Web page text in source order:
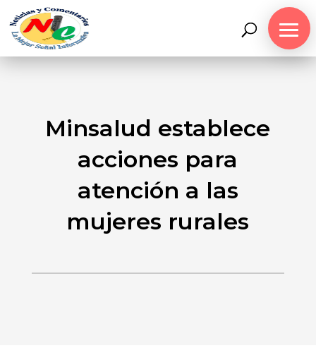
Minsalud establece
acciones para
atención a las
mujeres rurales